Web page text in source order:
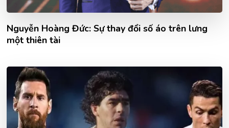
Nguyễn Hoàng Đức: Sự thay đổi số áo trên lưng
một thiên tài